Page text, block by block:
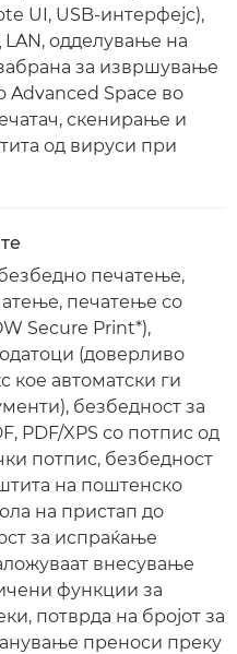
UI, USB-интерфејс),
одделување на
за извршување
Advanced Space во
скенирање и
од вируси при
печатење,
печатење со
Secure Print*),
(доверливо
кое автоматски ги
безбедност за
PDF/XPS со потпис од
потпис, безбедност
на поштенско
на пристап до
за испраќање
внесување
функции за
потврда на бројот за
преноси преку